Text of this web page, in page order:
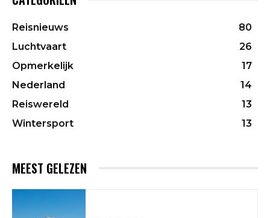
Reisnieuws
80
Luchtvaart
26
Opmerkelijk
17
Nederland
14
Reiswereld
13
Wintersport
13
MEEST GELEZEN